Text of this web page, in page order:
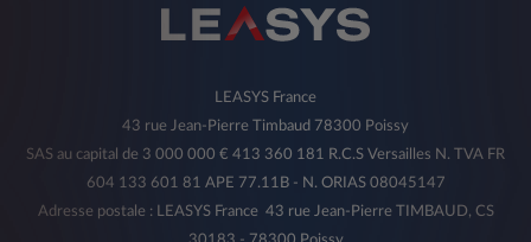
LEASYS France
43 rue Jean-Pierre Timbaud 78300 Poissy
SAS au capital de 3 000 000 € 413 360 181 R.C.S Versailles N. TVA FR
604 133 601 81 APE 77.11B - N. ORIAS 08045147
Adresse postale : LEASYS France 43 rue Jean-Pierre TIMBAUD, CS